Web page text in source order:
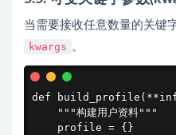
当需要接收任意数量的关键
kwargs 。
def
    """构建用户资料"""
    profile = {}